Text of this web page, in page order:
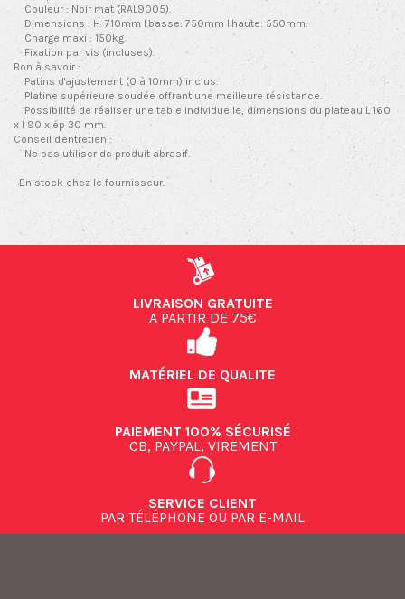
Couleur : Noir mat (RAL9005).
Dimensions : H. 710mm l.basse: 750mm l.haute: 550mm.
Charge maxi : 150kg.
Fixation par vis (incluses).
Bon à savoir :
Patins d'ajustement (0 à 10mm) inclus.
Platine supérieure soudée offrant une meilleure résistance.
Possibilité de réaliser une table individuelle, dimensions du plateau L 160
x l 90 x ép 30 mm.
Conseil d'entretien :
Ne pas utiliser de produit abrasif.
En stock chez le fournisseur.
LIVRAISON GRATUITE
A PARTIR DE 75€
MATÉRIEL DE QUALITE
PAIEMENT 100% SÉCURISÉ
CB, PAYPAL, VIREMENT
SERVICE CLIENT
PAR TÉLÉPHONE OU PAR E-MAIL